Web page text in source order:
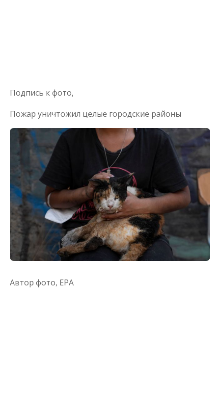
Подпись к фото,
Пожар уничтожил целые городские районы
Автор фото, EPA